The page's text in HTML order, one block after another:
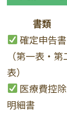
書類
確定申告書
（第一表・第
表）
医療費控
明細書